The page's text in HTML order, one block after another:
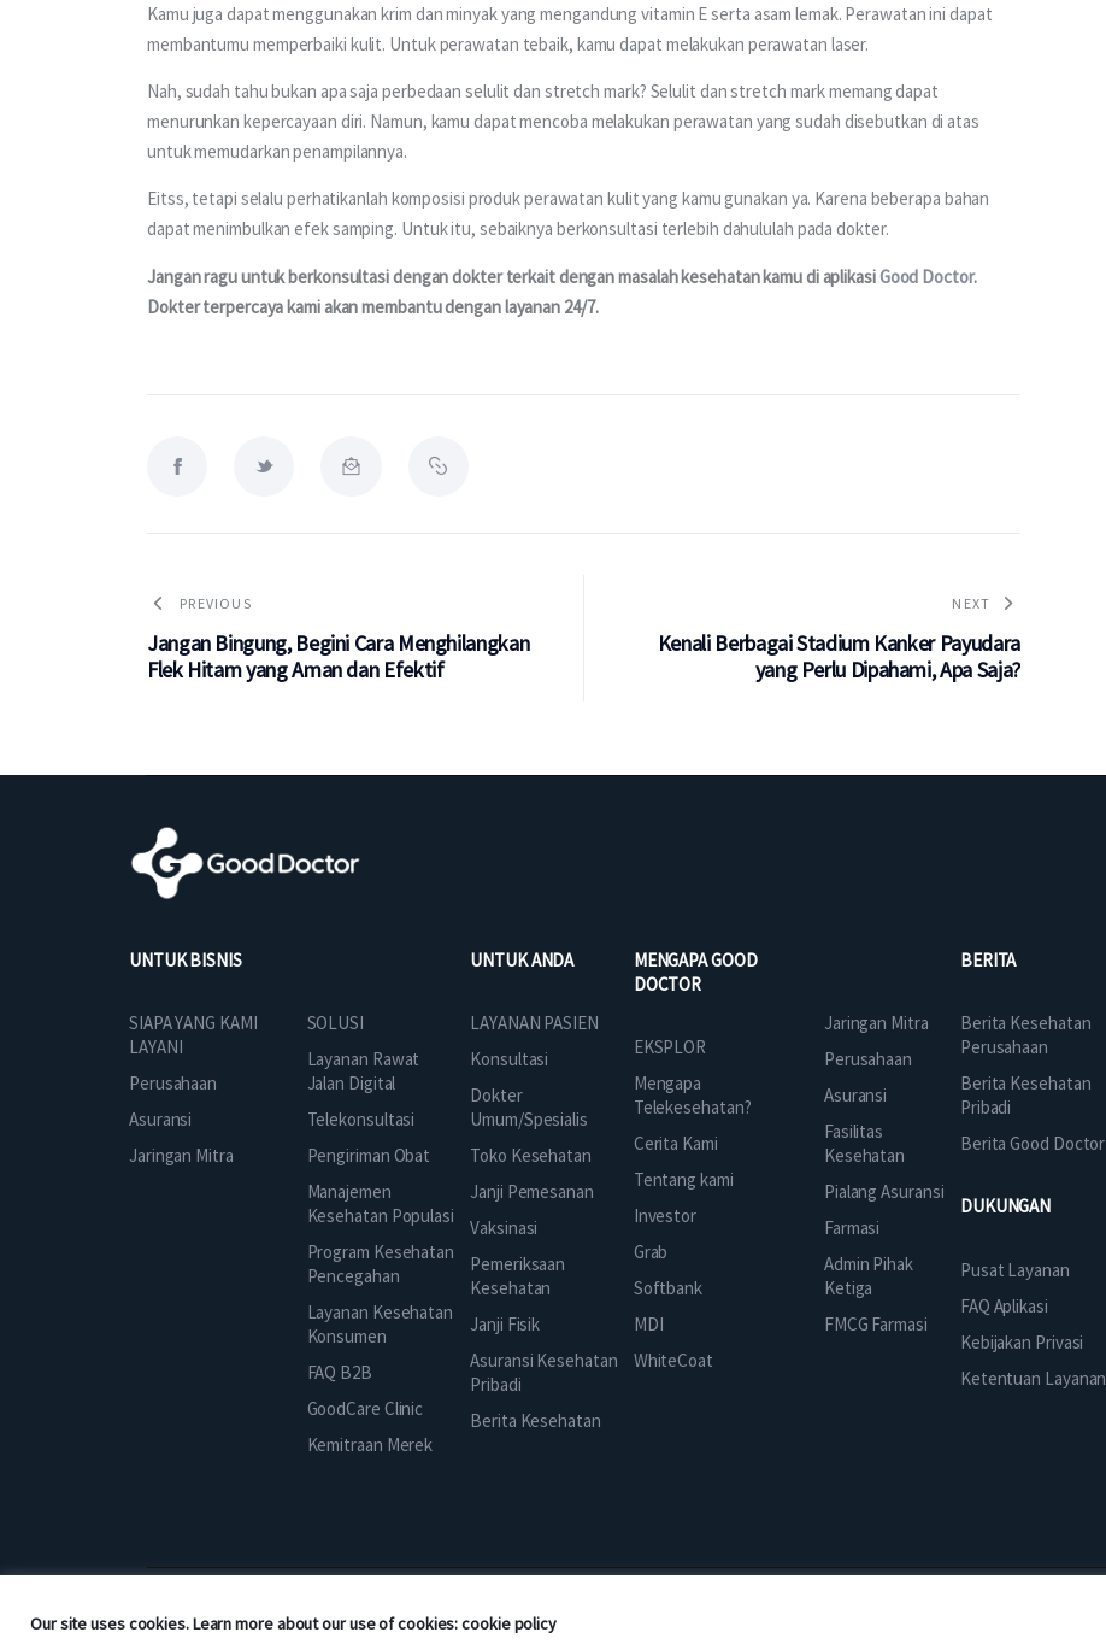
Our site uses cookies. Learn more about our use of cookies: cookie policy
Kamu juga dapat menggunakan krim dan minyak yang mengandung vitamin E serta asam lemak. Perawatan ini dapat
membantumu memperbaiki kulit. Untuk perawatan tebaik, kamu dapat melakukan perawatan laser.
Nah, sudah tahu bukan apa saja perbedaan selulit dan stretch mark? Selulit dan stretch mark memang dapat
menurunkan kepercayaan diri. Namun, kamu dapat mencoba melakukan perawatan yang sudah disebutkan di atas
untuk memudarkan penampilannya.
Eitss, tetapi selalu perhatikanlah komposisi produk perawatan kulit yang kamu gunakan ya. Karena beberapa bahan
dapat menimbulkan efek samping. Untuk itu, sebaiknya berkonsultasi terlebih dahululah pada dokter.
Jangan ragu untuk berkonsultasi dengan dokter terkait dengan masalah kesehatan kamu di aplikasi Good Doctor.
Dokter terpercaya kami akan membantu dengan layanan 24/7.
PREVIOUS
Jangan Bingung, Begini Cara Menghilangkan
Flek Hitam yang Aman dan Efektif
NEXT
Kenali Berbagai Stadium Kanker Payudara
yang Perlu Dipahami, Apa Saja?
UNTUK BISNIS
SIAPA YANG KAMI
LAYANI
Perusahaan
Asuransi
Jaringan Mitra
SOLUSI
Layanan Rawat
Jalan Digital
Telekonsultasi
Pengiriman Obat
Manajemen
Kesehatan Populasi
Program Kesehatan
Pencegahan
Layanan Kesehatan
Konsumen
FAQ B2B
GoodCare Clinic
Kemitraan Merek
UNTUK ANDA
LAYANAN PASIEN
Konsultasi
Dokter
Umum/Spesialis
Toko Kesehatan
Janji Pemesanan
Vaksinasi
Pemeriksaan
Kesehatan
Janji Fisik
Asuransi Kesehatan
Pribadi
Berita Kesehatan
MENGAPA GOOD
DOCTOR
EKSPLOR
Mengapa
Telekesehatan?
Cerita Kami
Tentang kami
Investor
Grab
Softbank
MDI
WhiteCoat
Jaringan Mitra
Perusahaan
Asuransi
Fasilitas
Kesehatan
Pialang Asuransi
Farmasi
Admin Pihak
Ketiga
FMCG Farmasi
BERITA
Berita Kesehatan
Perusahaan
Berita Kesehatan
Pribadi
Berita Good Doctor
DUKUNGAN
Pusat Layanan
FAQ Aplikasi
Kebijakan Privasi
Ketentuan Layanan
Copyright © 2026 Good Doctor. All rights reserved.